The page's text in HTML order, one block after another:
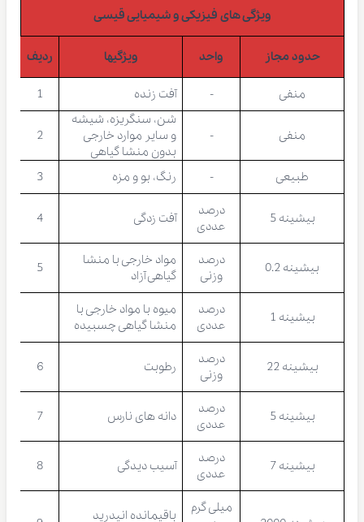
ویژگی های فیزیکی و شیمیایی قیسی
حدود مجاز واحد ویژگیها ردیف
منفی - آفت زنده 1
منفی -
شن، سنگریزه، شیشه
و سایر موارد خارجی
بدون منشا گیاهی
2
طبیعی - رنگ، بو و مزه 3
بیشینه 5
درصد
عددی
آفت زدگی 4
بیشینه 0.2
درصد
وزنی
مواد خارجی با منشا
گیاهی آزاد
5
بیشینه 1
درصد
عددی
میوه با مواد خارجی با
منشا گیاهی چسبیده
بیشینه 22
درصد
وزنی
رطوبت 6
بیشینه 5
درصد
عددی
دانه های نارس 7
بیشینه 7
درصد
عددی
آسیب دیدگی 8
میلی گرم
باقیمانده انیدرید